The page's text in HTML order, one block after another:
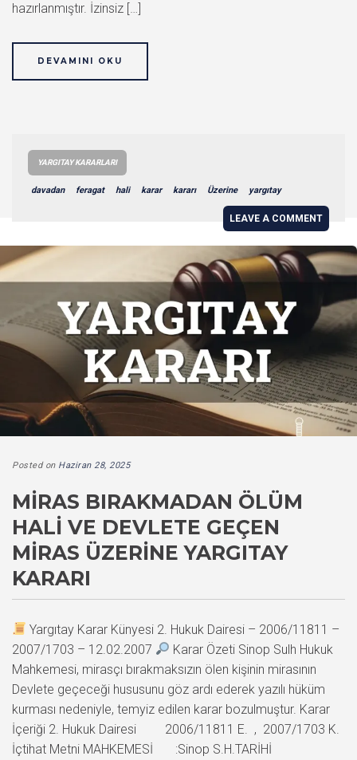
hazırlanmıştır. İzinsiz […]
DEVAMINI OKU
YARGITAY KARARLARI
davadan feragat hali karar kararı Üzerine yargıtay
LEAVE A COMMENT
Posted on Haziran 28, 2025
MIRAS BIRAKMADAN ÖLÜM
HALI VE DEVLETE GEÇEN
MIRAS ÜZERINE YARGITAY
KARARI
Yargıtay Karar Künyesi 2. Hukuk Dairesi – 2006/11811 –
2007/1703 – 12.02.2007
Karar Özeti Sinop Sulh Hukuk
Mahkemesi, mirasçı bırakmaksızın ölen kişinin mirasının
Devlete geçeceği hususunu göz ardı ederek yazılı hüküm
kurması nedeniyle, temyiz edilen karar bozulmuştur. Karar
İçeriği 2. Hukuk Dairesi 2006/11811 E. , 2007/1703 K.
İçtihat Metni MAHKEMESİ :Sinop S.H.TARİHİ